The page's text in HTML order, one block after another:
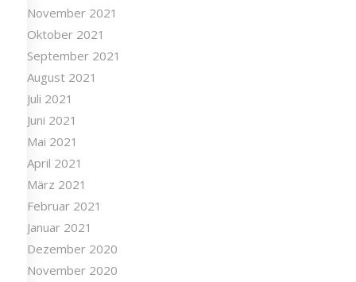
November 2021
Oktober 2021
September 2021
August 2021
Juli 2021
Juni 2021
Mai 2021
April 2021
März 2021
Februar 2021
Januar 2021
Dezember 2020
November 2020